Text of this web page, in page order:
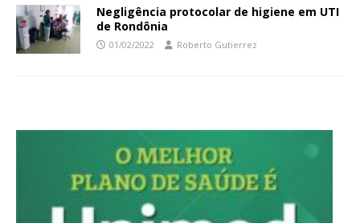
Negligência protocolar de higiene em UTI
de Rondônia
01/02/2022 Roberto Gutierrez